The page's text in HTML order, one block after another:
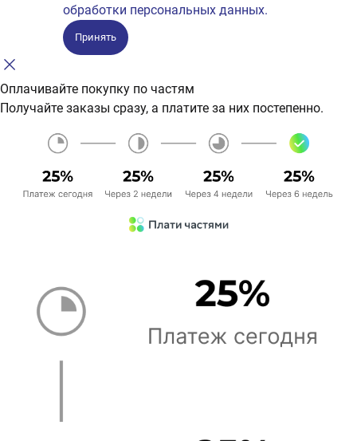
обработки персональных данных.
Принять
Оплачивайте покупку по частям
Получайте заказы сразу, а платите за них постепенно.